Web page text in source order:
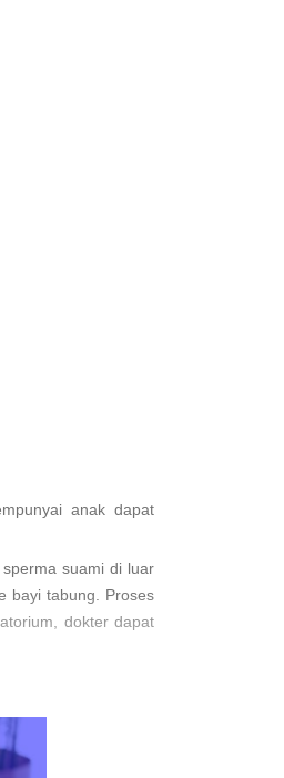
anak dapat
suami di luar
bayi tabung. Proses
dokter dapat
program
program bayi
Singapura,